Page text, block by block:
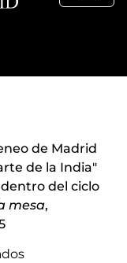
de Madrid
de la India"
del ciclo
mesa,